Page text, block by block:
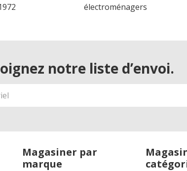
électroménagers
notre liste d’envoi.
Magasiner par
marque